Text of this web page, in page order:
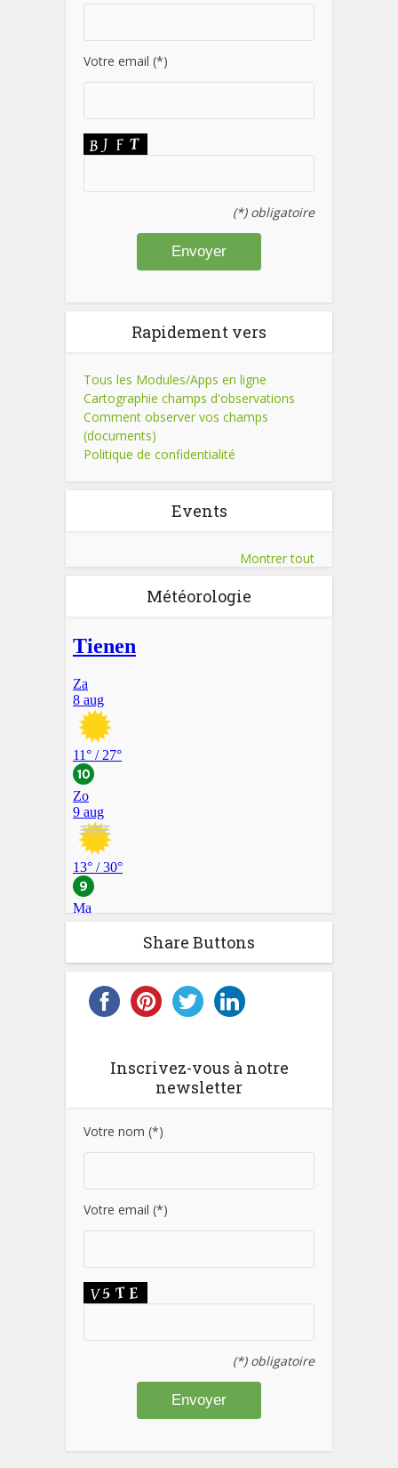
Votre email (*)
(*) obligatoire
Rapidement vers
Tous les Modules/Apps en ligne
Cartographie champs d'observations
Comment observer vos champs
(documents)
Politique de confidentialité
Events
Montrer tout
Météorologie
Share Buttons
Inscrivez-vous à notre
newsletter
Votre nom (*)
Votre email (*)
(*) obligatoire